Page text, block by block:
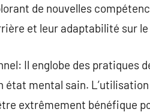
de nouvelles
et leur adaptabilité sur
Il englobe des pratiques
état mental sain.
extrêmement bénéfique